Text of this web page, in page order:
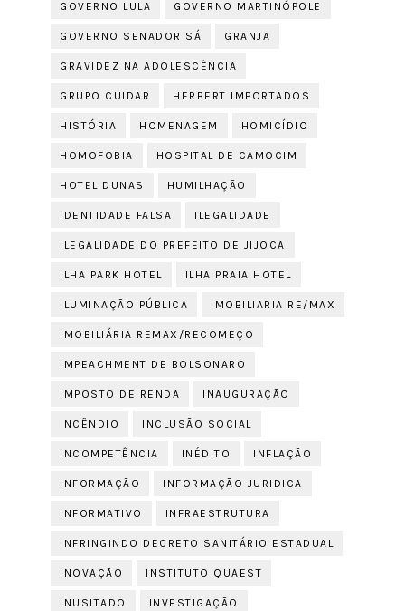
GOVERNO LULA GOVERNO MARTINÓPOLE
GOVERNO SENADOR SÁ GRANJA
GRAVIDEZ NA ADOLESCÊNCIA
GRUPO CUIDAR HERBERT IMPORTADOS
HISTÓRIA HOMENAGEM HOMICÍDIO
HOMOFOBIA HOSPITAL DE CAMOCIM
HOTEL DUNAS HUMILHAÇÃO
IDENTIDADE FALSA ILEGALIDADE
ILEGALIDADE DO PREFEITO DE JIJOCA
ILHA PARK HOTEL ILHA PRAIA HOTEL
ILUMINAÇÃO PÚBLICA IMOBILIARIA RE/MAX
IMOBILIÁRIA REMAX/RECOMEÇO
IMPEACHMENT DE BOLSONARO
IMPOSTO DE RENDA INAUGURAÇÃO
INCÊNDIO INCLUSÃO SOCIAL
INCOMPETÊNCIA INÉDITO INFLAÇÃO
INFORMAÇÃO INFORMAÇÃO JURIDICA
INFORMATIVO INFRAESTRUTURA
INFRINGINDO DECRETO SANITÁRIO ESTADUAL
INOVAÇÃO INSTITUTO QUAEST
INUSITADO INVESTIGAÇÃO